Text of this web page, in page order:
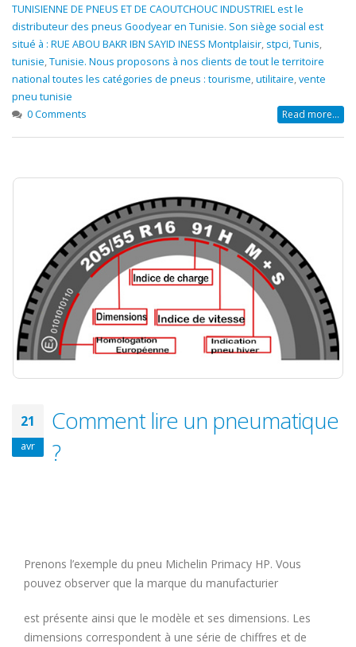
TUNISIENNE DE PNEUS ET DE CAOUTCHOUC INDUSTRIEL est le
distributeur des pneus Goodyear en Tunisie. Son siège social est
situé à : RUE ABOU BAKR IBN SAYID INESS Montplaisir, stpci,Tunis,
tunisie,Tunisie. Nous proposons à nos clients de tout le territoire
national toutes les catégories de pneus : tourisme,utilitaire,vente
pneu tunisie
0 Comments
Read more...
21
avr
Comment lire un pneumatique
?
Prenons l’exemple du pneu Michelin Primacy HP. Vous
pouvez observer que la marque du manufacturier
est présente ainsi que le modèle et ses dimensions. Les
dimensions correspondent à une série de chiffres et de